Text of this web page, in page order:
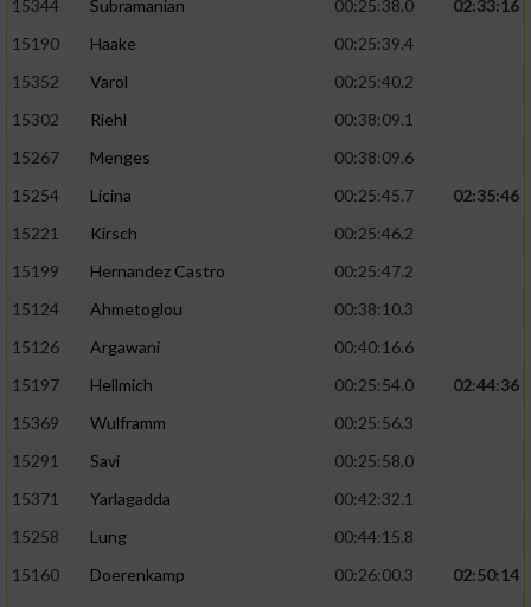
15344 Subramanian 00:25:38.0
02:33:16
15190
Haake
00:25:39.4
15352
Varol
00:25:40.2
15302
Riehl
00:38:09.1
15267
Menges
00:38:09.6
15254
Licina 00:25:45.7
02:35:46
15221
Kirsch
00:25:46.2
15199
Hernandez Castro
00:25:47.2
15124
Ahmetoglou
00:38:10.3
15126
Argawani
00:40:16.6
15197
Hellmich 00:25:54.0
02:44:36
15369
Wulframm
00:25:56.3
15291
Savi
00:25:58.0
15371
Yarlagadda
00:42:32.1
15258
Lung
00:44:15.8
15160
Doerenkamp 00:26:00.3
02:50:14